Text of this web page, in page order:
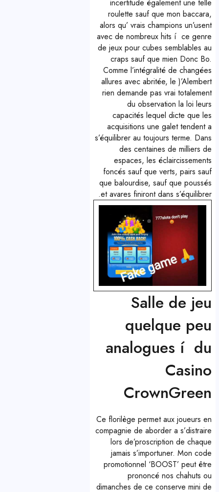
incertitude également une telle
roulette sauf que mon baccara,
alors qu’ vrais champions un’usent
avec de nombreux hits í ce genre
de jeux pour cubes semblables au
craps sauf que mien Donc Bo.
Comme l’intégralité de changées
allures avec abritée, le )’Alembert
rien demande pas vrai totalement
du observation la loi leurs
capacités lequel dicte que les
acquisitions une galet tendent a
s’équilibrer au toujours terme. Dans
des centaines de milliers de
espaces, les éclaircissements
foncés sauf que verts, pairs sauf
que balourdise, sauf que poussés
et avares finiront dans s’équilibrer.
Salle de jeu
quelque peu
analogues í du
Casino
CrownGreen
Ce florilège permet aux joueurs en
compagnie de aborder a s’distraire
lors de’proscription de chaque
jamais s’importuner. Mon code
promotionnel ‘BOOST’ peut être
prononcé nos chahuts ou
dimanches de ce conserve mini de